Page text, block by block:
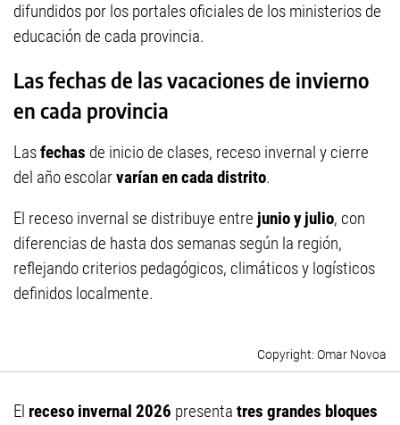
difundidos por los portales oficiales de los ministerios de
educación de cada provincia.
Las fechas de las vacaciones de invierno
en cada provincia
Lasfechas de inicio de clases, receso invernal y cierre
del año escolarvarían en cada distrito.
El receso invernal se distribuye entre junio y julio, con
diferencias de hasta dos semanas según la región,
reflejando criterios pedagógicos, climáticos y logísticos
definidos localmente.
Omar Novoa
El receso invernal 2026 presenta tres grandes bloques